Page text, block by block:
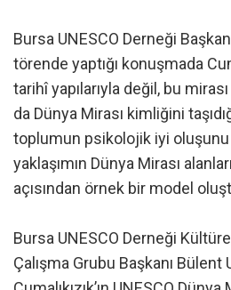
Bursa UNESCO Derneği
törende yaptığı konuşmada
tarihî yapılarıyla değil, bu
da Dünya Mirası kimliğini
toplumun psikolojik iyi
yaklaşımın Dünya Mirası
açısından örnek bir model
Bursa UNESCO Derneği
Çalışma Grubu Başkanı Bülent